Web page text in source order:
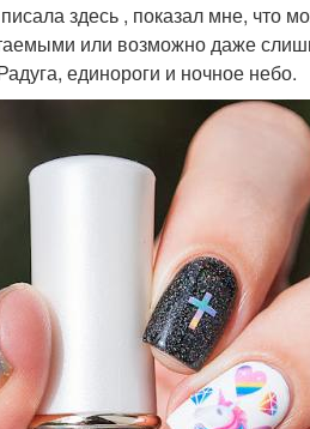
здесь , показал мне, что
или возможно даже
единороги и ночное небо.